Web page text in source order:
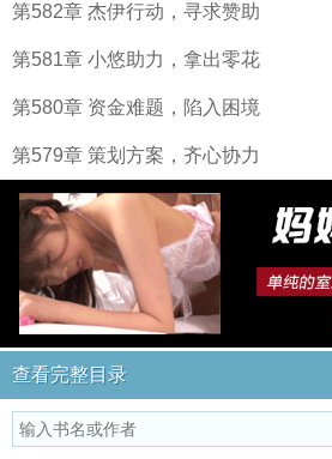
第582章 杰伊行动，寻求赞助
第581章 小悠助力，拿出零花
第580章 资金难题，陷入困境
第579章 策划方案，齐心协力
查看完整目录